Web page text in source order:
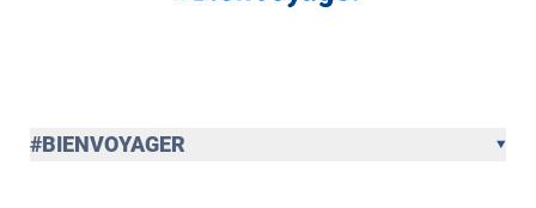
#BIENVOYAGER